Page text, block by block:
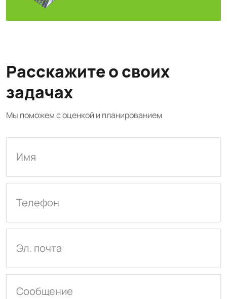
Расскажите о своих
задачах
Мы поможем с оценкой и планированием
Имя
Телефон
Эл. почта
Сообщение